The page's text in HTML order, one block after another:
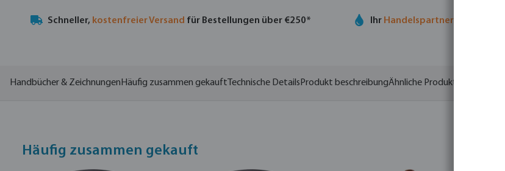
Schneller, kostenfreier Versand für Bestellungen über €250* Ihr Handelspartner
Handbücher & Zeichnungen Häufig zusammen gekauft Technische Details Produkt beschreibungÄhnliche Produkte
Häufig zusammen gekauft